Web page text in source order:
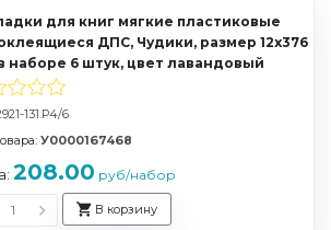
для книг мягкие пластиковые
ДПС, Чудики, размер 12х376
наборе 6 штук, цвет лавандовый
131.Р4/6
У0000167468
208.00 руб/набор
В корзину